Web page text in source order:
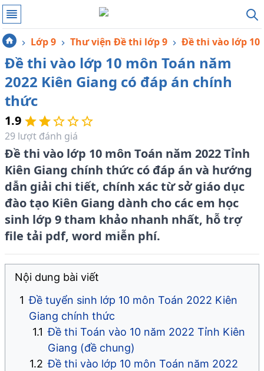
Lớp 9 Thư viện Đề thi lớp 9 Đề thi vào lớp 10
Đề thi vào lớp 10 môn Toán năm
2022 Kiên Giang có đáp án chính
thức
Đề thi vào lớp 10 môn Toán năm 2022 Tỉnh
Kiên Giang chính thức có đáp án và hướng
dẫn giải chi tiết, chính xác từ sở giáo dục
đào tạo Kiên Giang dành cho các em học
sinh lớp 9 tham khảo nhanh nhất, hỗ trợ
file tải pdf, word miễn phí.
1.9
29 lượt đánh giá
Nội dung bài viết
Đề tuyển sinh lớp 10 môn Toán 2022 Kiên
Giang​​​​​​​​​​​​​​​​​​​​​ chính thức
Đề thi Toán vào 10 năm 2022 Tỉnh Kiên
Giang (đề chung)
Đề thi vào lớp 10 môn Toán năm 2022